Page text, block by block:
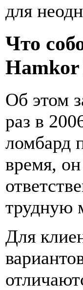
для
Что
Об этом
раз в
ломбард
время,
трудную
Для